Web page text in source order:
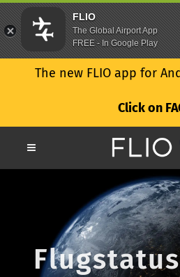
The new FLIO app for
Click on
FLIO
The Global Airport App
FREE - In Google Play